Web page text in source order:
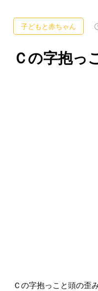
子どもと赤ちゃん
Ｃの字抱っ
Ｃの字抱っこと頭の歪